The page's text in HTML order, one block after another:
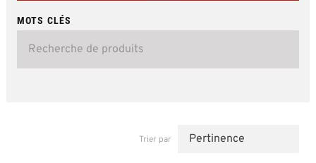
MOTS CLÉS
Trier par